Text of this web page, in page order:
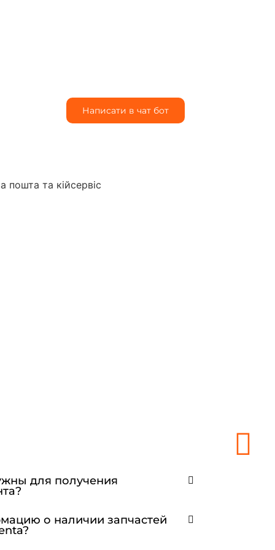
Написати в чат бот
для получения
о наличии запчастей